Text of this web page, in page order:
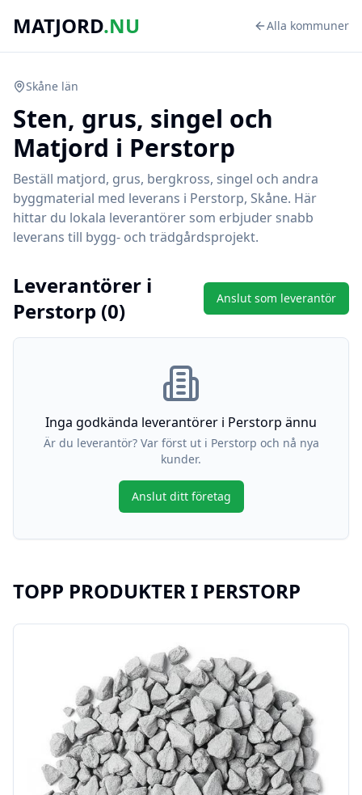
MATJORD.NU Alla kommuner
Skåne län
Sten, grus, singel och
Matjord i Perstorp
Beställ matjord, grus, bergkross, singel och andra
byggmaterial med leverans i Perstorp, Skåne. Här
hittar du lokala leverantörer som erbjuder snabb
leverans till bygg- och trädgårdsprojekt.
Leverantörer i
Perstorp (0) Anslut som leverantör
Inga godkända leverantörer i Perstorp ännu
Är du leverantör? Var först ut i Perstorp och nå nya
kunder.
Anslut ditt företag
TOPP PRODUKTER I PERSTORP